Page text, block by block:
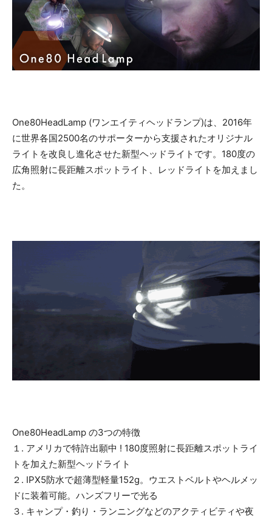
One80HeadLamp (ワンエイティヘッドランプ)は、2016年
に世界各国2500名のサポーターから支援されたオリジナル
ライトを改良し進化させた新型ヘッドライトです。180度の
広角照射に長距離スポットライト、レッドライトを加えまし
た。
One80HeadLamp の3つの特徴
１. アメリカで特許出願中 ! 180度照射に長距離スポットライ
トを加えた新型ヘッドライト
２. IPX5防水で超薄型軽量152g。ウエストベルトやヘルメッ
ドに装着可能。ハンズフリーで光る
３. キャンプ・釣り・ランニングなどのアクティビティや夜